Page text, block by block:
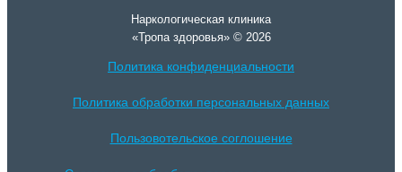
Наркологическая клиника
«Тропа здоровья» © 2026
Политика конфиденциальности
Политика обработки персональных данных
Пользовотельское соглошение